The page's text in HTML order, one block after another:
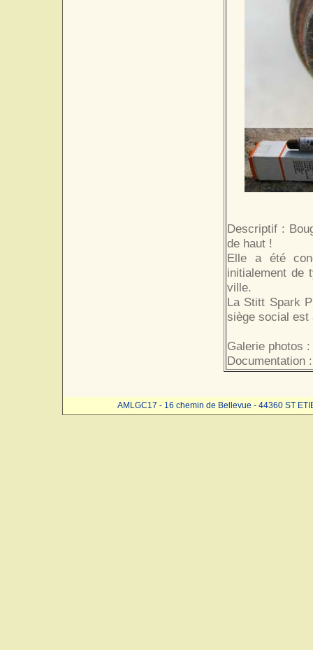
Descriptif :
de haut !
Elle a été
initialement de
ville.
La Stitt Spark
siège social est
Galerie photos :
Documentation :
AMLGC17 - 16 chemin de Bellevue - 44360 ST